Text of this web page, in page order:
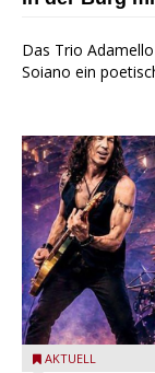
Das Trio
Soiano ein
Stef Burns, Will
AKTUELL